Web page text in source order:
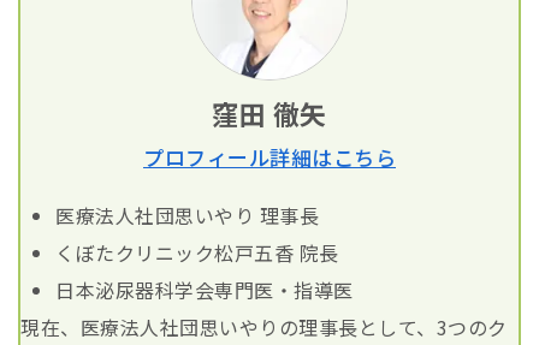
窪田 徹矢
プロフィール詳細はこちら
医療法人社団思いやり 理事長
くぼたクリニック松戸五香 院長
日本泌尿器科学会専門医・指導医
現在、医療法人社団思いやりの理事長として、3つのク